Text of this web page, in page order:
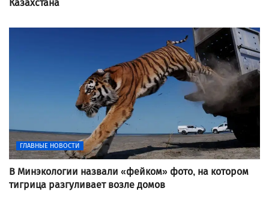
Казахстана
ГЛАВНЫЕ НОВОСТИ
В Минэкологии назвали «фейком» фото, на котором
тигрица разгуливает возле домов